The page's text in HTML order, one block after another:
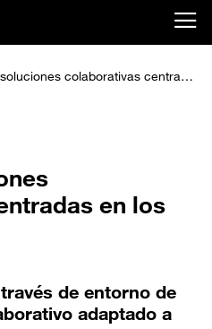
colaborativas centradas en los empleados
en los
de entorno de
adaptado a